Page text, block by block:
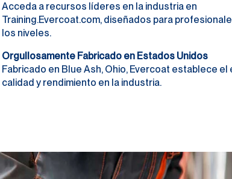
Acceda a recursos líderes en la industria en
Training.Evercoat.com, diseñados para
los niveles.
Orgullosamente Fabricado en Estados Unidos
Fabricado en Blue Ash, Ohio, Evercoat establece
calidad y rendimiento en la industria.